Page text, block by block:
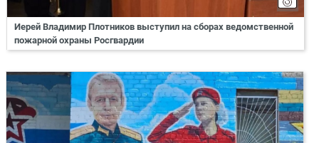
Иерей Владимир Плотников выступил на сборах ведомственной
пожарной охраны Росгвардии